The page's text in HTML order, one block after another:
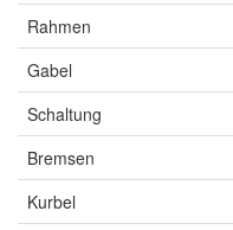
Rahmen
Gabel
Schaltung
Bremsen
Kurbel